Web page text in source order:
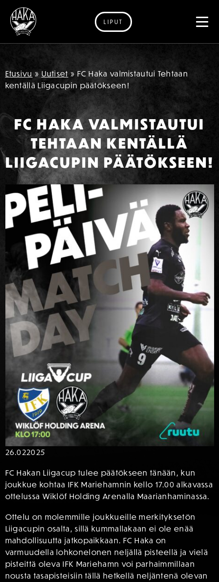
Siirry sisältöön
LIPUT
Etusivu » Uutiset » FC Haka valmistautui Tehtaan
kentällä Liigacupin päätökseen!
FC HAKA VALMISTAUTUI
TEHTAAN KENTÄLLÄ
LIIGACUPIN PÄÄTÖKSEEN!
26.022025
FC Hakan Liigacup tulee päätökseen tänään, kun
joukkue kohtaa IFK Mariehamnin kello 17.00 alkavassa
ottelussa Wiklöf Holding Arenalla Maarianhaminassa.
Ottelu on molemmille joukkueille merkityksetön
Liigacupin osalta, sillä kummallakaan ei ole enää
mahdollisuutta jatkopaikkaan. FC Haka on
varmuudella lohkonelonen neljällä pisteellä ja vielä
pisteittä oleva IFK Mariehamn voi parhaimmillaan
nousta tasapisteisiin tällä hetkellä neljäntenä olevan